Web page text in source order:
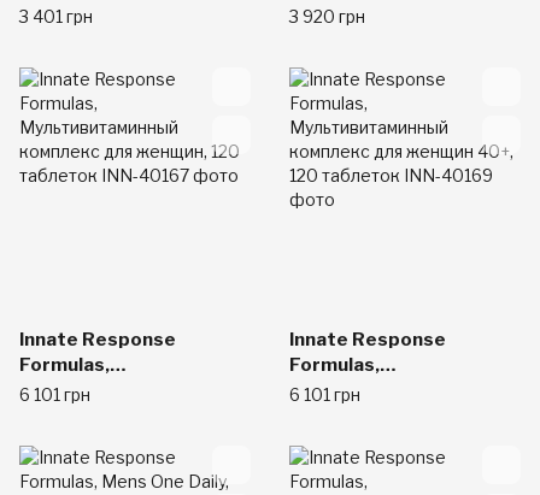
Мультивитамины для
3 401 грн
за 40, по одной в день,
3 920 грн
Innate Response
Formulas,
Мультивитаминный
120 таблеток
6 101 грн
Innate Response
Formulas,
Мультивитаминный
40+, 120 таблеток
6 101 грн